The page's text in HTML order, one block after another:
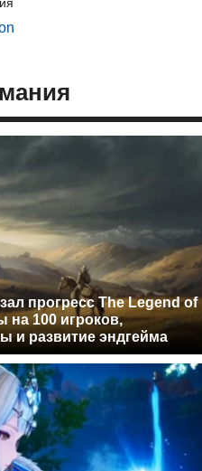
прогресс The Legend of
100 игроков,
и развитие эндгейма